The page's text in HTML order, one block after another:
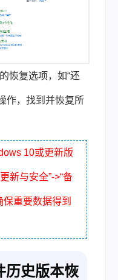
恢复选项，如“还
作，找到并恢复所
10或更新版
新与安全”->“备
重要数据得到
历史版本恢